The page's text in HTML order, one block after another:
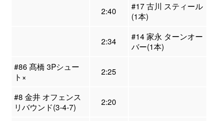
2:40
#17 古川 スティール
(1本)
2:34
#14 家永 ターンオー
バー(1本)
#86 髙橋 3Pシュー
ト×
2:25
#8 金井 オフェンス
リバウンド(3-4-7)
2:20